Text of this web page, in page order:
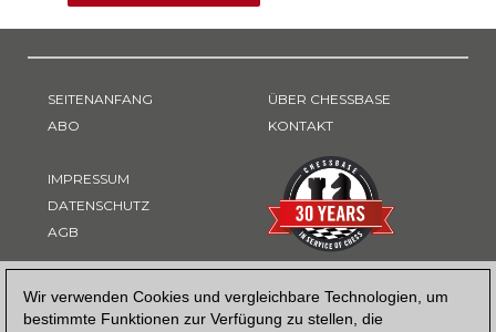
Wir verwenden Cookies und vergleichbare Technologien, um
bestimmte Funktionen zur Verfügung zu stellen, die
SEITENANFANG
ABO
IMPRESSUM
DATENSCHUTZ
AGB
ÜBER CHESSBASE
KONTAKT
ZAHLUNGSART